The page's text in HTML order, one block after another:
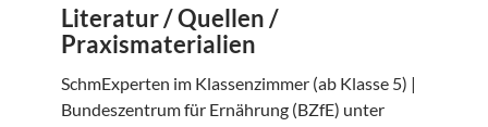
Literatur / Quellen /
Praxismaterialien
SchmExperten im Klassenzimmer (ab Klasse 5) |
Bundeszentrum für Ernährung (BZfE) unter